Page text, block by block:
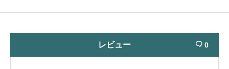
レビュー  0